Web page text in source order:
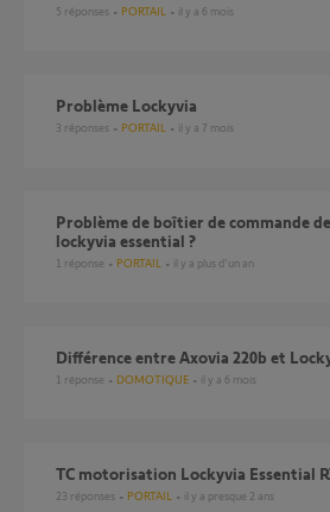
5 réponses PORTAIL il y a 6 mois
Problème Lockyvia
3 réponses PORTAIL il y a 7 mois
Problème de boîtier de commande des moteurs sur Somfy
lockyvia essential ?
1 réponse PORTAIL il y a plus d'un an
Différence entre Axovia 220b et
1 réponse DOMOTIQUE il y a 6 mois
TC motorisation Lockyvia Essential
23 réponses PORTAIL il y a presque 2 ans